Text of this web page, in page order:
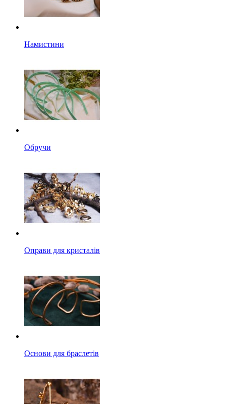
Намистини
Обручи
Оправи для кристалів
Основи для браслетів